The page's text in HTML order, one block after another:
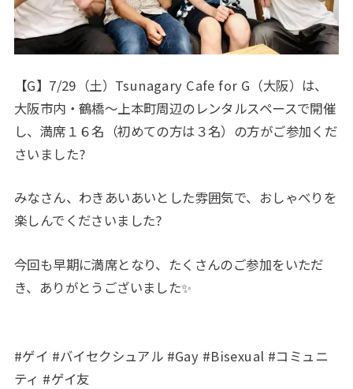
【G】7/29（土）Tsunagary Cafe for G（大阪）は、
大阪市内・鶴橋〜上本町周辺のレンタルスペースで開催
し、満席１６名（初めての方は３名）の方がご参加くだ
さいました?
みなさん、わきあいあいとした雰囲気で、おしゃべりを
楽しんでくださいました?
今回も早期に満席となり、たくさんのご参加をいただ
き、ありがとうございました✨
#ゲイ #バイセクシュアル #Gay #Bisexual #コミュニ
ティ #ゲイ友